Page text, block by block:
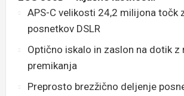
APS-C velikosti 24,2 milijona točk
posnetkov DSLR
Optično iskalo in zaslon na dotik
premikanja
Preprosto brezžično deljenje